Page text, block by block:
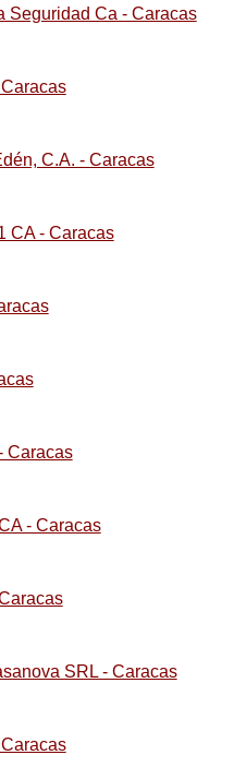
Seguridad Ca - Caracas
C.A. - Caracas
CA - Caracas
Caracas
- Caracas
SRL - Caracas